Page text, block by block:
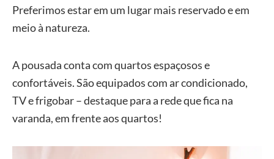
Preferimos estar em um lugar mais reservado e em
meio à natureza.
A pousada conta com quartos espaçosos e
confortáveis. São equipados com ar condicionado,
TV e frigobar – destaque para a rede que fica na
varanda, em frente aos quartos!